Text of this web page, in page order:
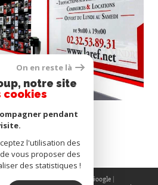
le bien
| Traduction powered by Google |
On en reste là
notre site
cookies
pendant
l'utilisation des
vous proposer des
des statistiques !